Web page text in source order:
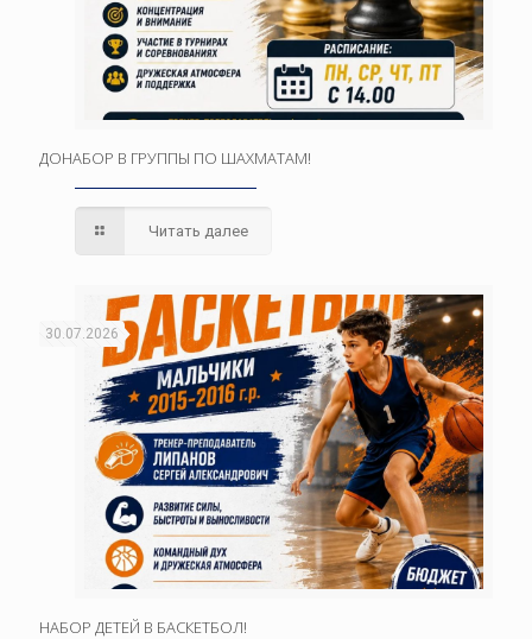
ДОНАБОР В ГРУППЫ ПО ШАХМАТАМ!
Читать далее
30.07.2026
НАБОР ДЕТЕЙ В БАСКЕТБОЛ!